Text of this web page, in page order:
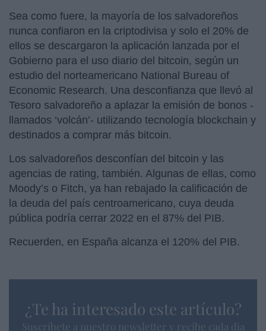
Sea como fuere, la mayoría de los salvadoreños
nunca confiaron en la criptodivisa y solo el 20% de
ellos se descargaron la aplicación lanzada por el
Gobierno para el uso diario del bitcoin, según un
estudio del norteamericano National Bureau of
Economic Research. Una desconfianza que llevó al
Tesoro salvadoreño a aplazar la emisión de bonos -
llamados ‘volcán’- utilizando tecnología blockchain y
destinados a comprar más bitcoin.
Los salvadoreños desconfían del bitcoin y las
agencias de rating, también. Algunas de ellas, como
Moody’s o Fitch, ya han rebajado la calificación de
la deuda del país centroamericano, cuya deuda
pública podría cerrar 2022 en el 87% del PIB.
Recuerden, en España alcanza el 120% del PIB.
¿Te ha interesado este artículo?
Suscríbete a nuestro newsletter y recibe cada dia